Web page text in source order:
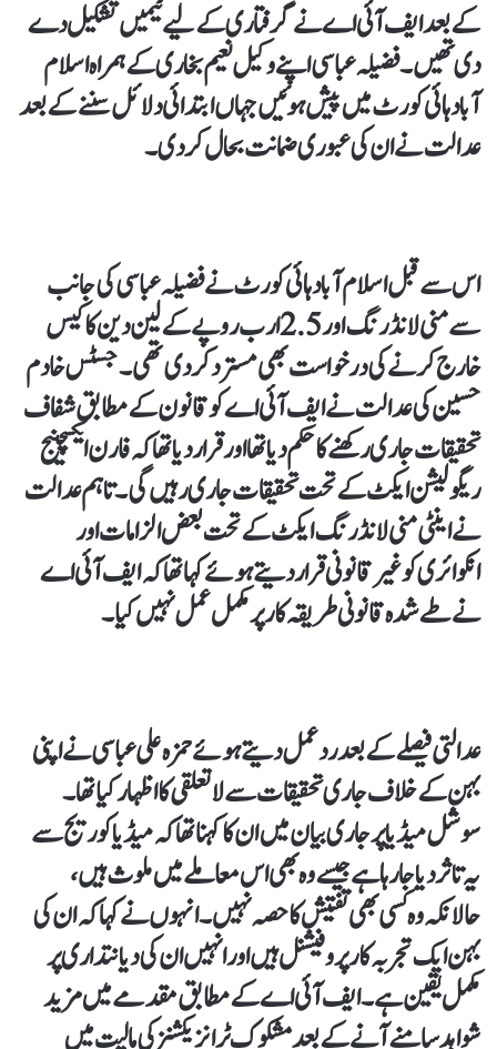
کے بعد ایف آئی اے نے گرفتاری کے لیے ٹیمیں تشکیل دے
دی تھیں۔ فضیلہ عباسی اپنے وکیل نعیم بخاری کے ہمراہ اسلام
آباد ہائی کورٹ میں پیش ہوئیں جہاں ابتدائی دلائل سننے کے بعد
عدالت نے ان کی عبوری ضمانت بحال کر دی۔
اس سے قبل اسلام آباد ہائی کورٹ نے فضیلہ عباسی کی جانب
سے منی لانڈرنگ اور 2.5 ارب روپے کے لین دین کا کیس
خارج کرنے کی درخواست بھی مسترد کر دی تھی۔ جسٹس خادم
حسین کی عدالت نے ایف آئی اے کو قانون کے مطابق شفاف
تحقیقات جاری رکھنے کا حکم دیا تھا اور قرار دیا تھا کہ فارن ایکسچینج
ریگولیشن ایکٹ کے تحت تحقیقات جاری رہیں گی۔ تاہم عدالت
نے اینٹی منی لانڈرنگ ایکٹ کے تحت بعض الزامات اور
انکوائری کو غیر قانونی قرار دیتے ہوئے کہا تھا کہ ایف آئی اے
نے طے شدہ قانونی طریقہ کار پر مکمل عمل نہیں کیا۔
عدالتی فیصلے کے بعد ردعمل دیتے ہوئے حمزہ علی عباسی نے اپنی
بہن کے خلاف جاری تحقیقات سے لاتعلقی کا اظہار کیا تھا۔
سوشل میڈیا پر جاری بیان میں ان کا کہنا تھا کہ میڈیا کوریج سے
یہ تاثر دیا جا رہا ہے جیسے وہ بھی اس معاملے میں ملوث ہیں،
حالانکہ وہ کسی بھی تفتیش کا حصہ نہیں۔ انہوں نے کہا کہ ان کی
بہن ایک تجربہ کار پروفیشنل ہیں اور انہیں ان کی دیانتداری پر
مکمل یقین ہے۔ ایف آئی اے کے مطابق مقدمے میں مزید
شواہد سامنے آنے کے بعد مشکوک ٹرانزیکشنز کی مالیت میں